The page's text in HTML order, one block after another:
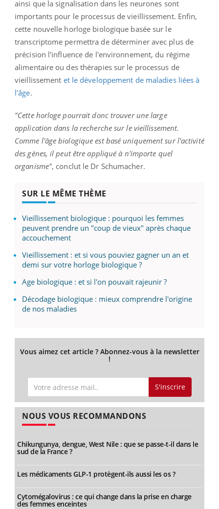
ainsi que la signalisation dans les neurones sont
importants pour le processus de vieillissement. Enfin,
cette nouvelle horloge biologique basée sur le
transcriptome permettra de déterminer avec plus de
précision l'influence de l'environnement, du régime
alimentaire ou des thérapies sur le processus de
vieillissement et le développement de maladies liées à
l'âge.
"Cette horloge pourrait donc trouver une large
application dans la recherche sur le vieillissement.
Comme l'âge biologique est basé uniquement sur l'activité
des gènes, il peut être appliqué à n'importe quel
organisme", conclut le Dr Schumacher.
SUR LE MÊME THÈME
Vieillissement biologique : pourquoi les femmes
peuvent prendre un "coup de vieux" après chaque
accouchement
Vieillissement : et si vous pouviez gagner un an et
demi sur votre horloge biologique ?
Age biologique : et si l'on pouvait rajeunir ?
Décodage biologique : mieux comprendre l'origine
de nos maladies
Vous aimez cet article ? Abonnez-vous à la newsletter
!
S'inscrire
NOUS VOUS RECOMMANDONS
Chikungunya, dengue, West Nile : que se passe-t-il dans le
sud de la France ?
Les médicaments GLP-1 protègent-ils aussi les os ?
Cytomégalovirus : ce qui change dans la prise en charge
des femmes enceintes